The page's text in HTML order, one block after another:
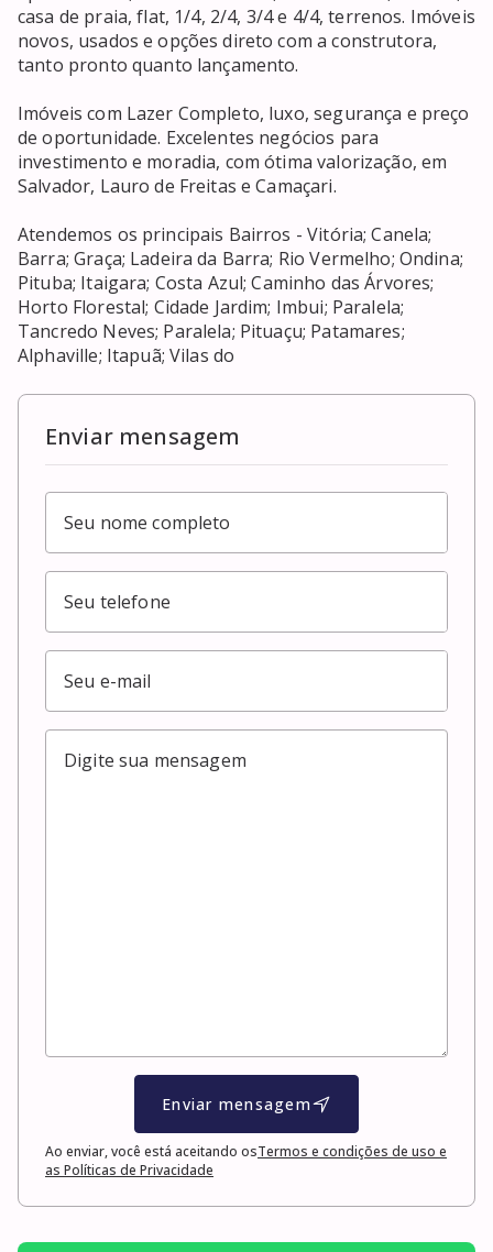
casa de praia, flat, 1/4, 2/4, 3/4 e 4/4, terrenos. Imóveis
novos, usados e opções direto com a construtora,
tanto pronto quanto lançamento.
Imóveis com Lazer Completo, luxo, segurança e preço
de oportunidade. Excelentes negócios para
investimento e moradia, com ótima valorização, em
Salvador, Lauro de Freitas e Camaçari.
Atendemos os principais Bairros - Vitória; Canela;
Barra; Graça; Ladeira da Barra; Rio Vermelho; Ondina;
Pituba; Itaigara; Costa Azul; Caminho das Árvores;
Horto Florestal; Cidade Jardim; Imbui; Paralela;
Tancredo Neves; Paralela; Pituaçu; Patamares;
Alphaville; Itapuã; Vilas do
Enviar mensagem
Enviar mensagem
Ao enviar, você está aceitando osTermos e condições de uso e
as Políticas de Privacidade